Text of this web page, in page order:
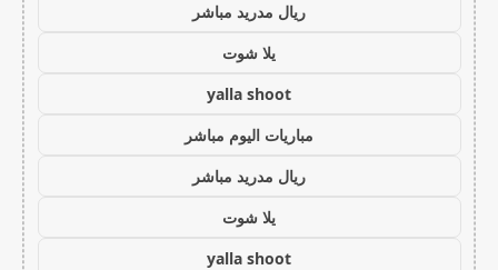
ريال مدريد مباشر
يلا شوت
yalla shoot
مباريات اليوم مباشر
ريال مدريد مباشر
يلا شوت
yalla shoot